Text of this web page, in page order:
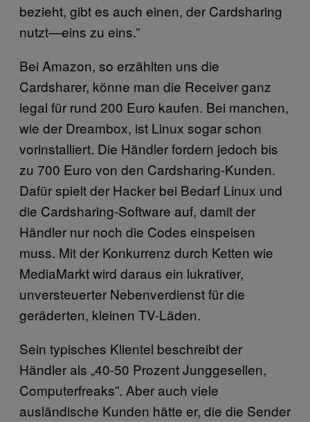
bezieht, gibt es auch einen, der Cardsharing
nutzt—eins zu eins.”
Bei Amazon, so erzählten uns die
Cardsharer, könne man die Receiver ganz
legal für rund 200 Euro kaufen. Bei manchen,
wie der Dreambox, ist Linux sogar schon
vorinstalliert. Die Händler fordern jedoch bis
zu 700 Euro von den Cardsharing-Kunden.
Dafür spielt der Hacker bei Bedarf Linux und
die Cardsharing-Software auf, damit der
Händler nur noch die Codes einspeisen
muss. Mit der Konkurrenz durch Ketten wie
MediaMarkt wird daraus ein lukrativer,
unversteuerter Nebenverdienst für die
geräderten, kleinen TV-Läden.
Sein typisches Klientel beschreibt der
Händler als „40-50 Prozent Junggesellen,
Computerfreaks”. Aber auch viele
ausländische Kunden hätte er, die die Sender